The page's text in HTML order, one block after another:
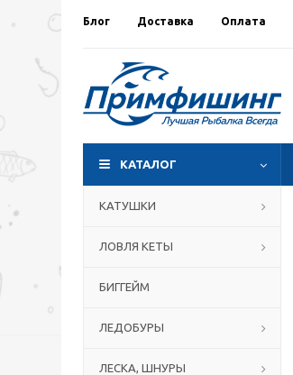
Блог Доставка Оплата
КАТАЛОГ
КАТУШКИ
ЛОВЛЯ КЕТЫ
БИГГЕЙМ
ЛЕДОБУРЫ
ЛЕСКА, ШНУРЫ